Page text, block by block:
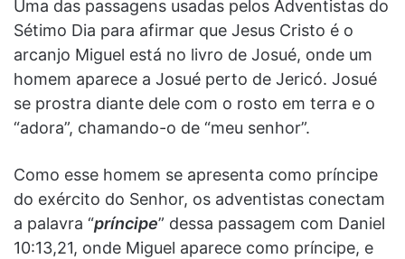
Uma das passagens usadas pelos Adventistas do
Sétimo Dia para afirmar que Jesus Cristo é o
arcanjo Miguel está no livro de Josué, onde um
homem aparece a Josué perto de Jericó. Josué
se prostra diante dele com o rosto em terra e o
“adora”, chamando-o de “meu senhor”.
Como esse homem se apresenta como príncipe
do exército do Senhor, os adventistas conectam
a palavra “príncipe” dessa passagem com Daniel
10:13,21, onde Miguel aparece como príncipe, e